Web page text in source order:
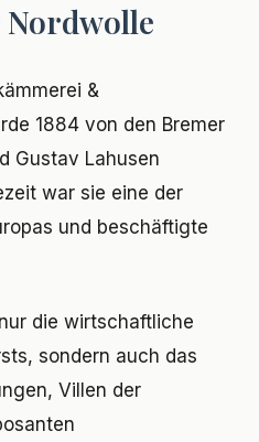
Nordwolle
&
1884 von den Bremer
Gustav Lahusen
war sie eine der
und beschäftigte
die wirtschaftliche
sondern auch das
Villen der